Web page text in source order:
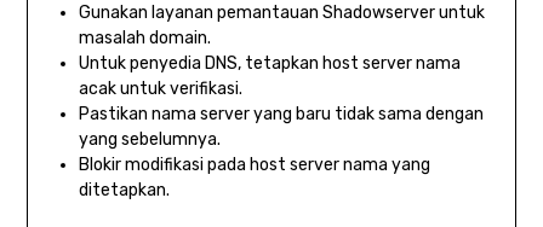
Gunakan layanan pemantauan Shadowserver untuk
masalah domain.
Untuk penyedia DNS, tetapkan host server nama
acak untuk verifikasi.
Pastikan nama server yang baru tidak sama dengan
yang sebelumnya.
Blokir modifikasi pada host server nama yang
ditetapkan.